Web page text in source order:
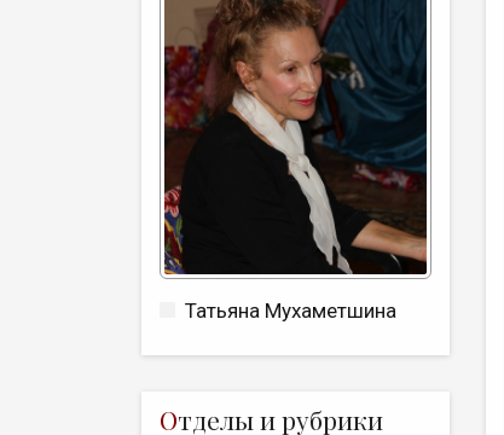
Татьяна Мухаметшина
Отделы и рубрики